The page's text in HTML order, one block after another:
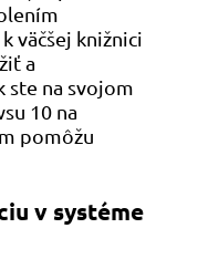
väčšej knižnici
a
ste na svojom
10 na
pomôžu
v systéme